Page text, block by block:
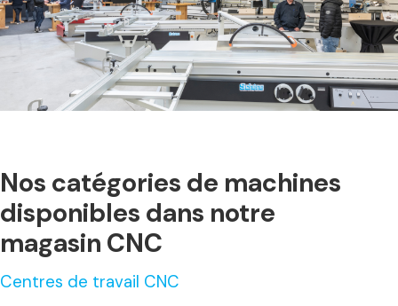
Nos catégories de machines
disponibles dans notre
magasin CNC
Centres de travail CNC